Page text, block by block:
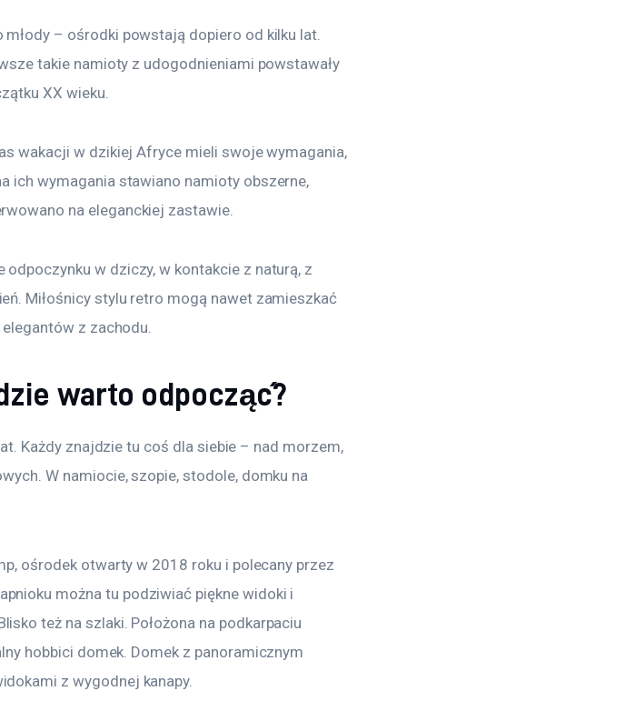
– ośrodki powstają dopiero od kilku lat.
takie namioty z udogodnieniami powstawały
XX wieku.
wakacji w dzikiej Afryce mieli swoje wymagania,
ich wymagania stawiano namioty obszerne,
na eleganckiej zastawie.
odpoczynku w dziczy, w kontakcie z naturą, z
Miłośnicy stylu retro mogą nawet zamieszkać
z zachodu.
warto odpocząć?
Każdy znajdzie tu coś dla siebie – nad morzem,
W namiocie, szopie, stodole, domku na
ośrodek otwarty w 2018 roku i polecany przez
można tu podziwiać piękne widoki i
też na szlaki. Położona na podkarpaciu
hobbici domek. Domek z panoramicznym
z wygodnej kanapy.